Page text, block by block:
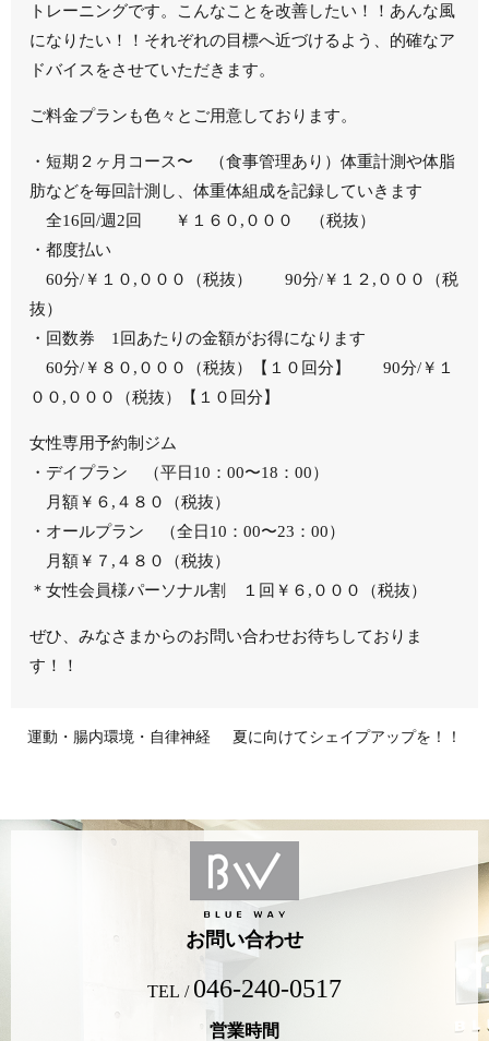
トレーニングです。こんなことを改善したい！！あんな風
になりたい！！それぞれの目標へ近づけるよう、的確なア
ドバイスをさせていただきます。
ご料金プランも色々とご用意しております。
・短期２ヶ月コース〜 （食事管理あり）体重計測や体脂
肪などを毎回計測し、体重体組成を記録していきます
全16回/週2回 ￥１６０,０００ （税抜）
・都度払い
60分/￥１０,０００（税抜） 90分/￥１２,０００（税
抜）
・回数券 1回あたりの金額がお得になります
60分/￥８０,０００（税抜）【１０回分】 90分/￥１
００,０００（税抜）【１０回分】
女性専用予約制ジム
・デイプラン （平日10：00〜18：00）
月額￥６,４８０（税抜）
・オールプラン （全日10：00〜23：00）
月額￥７,４８０（税抜）
＊女性会員様パーソナル割 １回￥６,０００（税抜）
ぜひ、みなさまからのお問い合わせお待ちしておりま
す！！
運動・腸内環境・自律神経 夏に向けてシェイプアップを！！
お問い合わせ
TEL / 046-240-0517
営業時間